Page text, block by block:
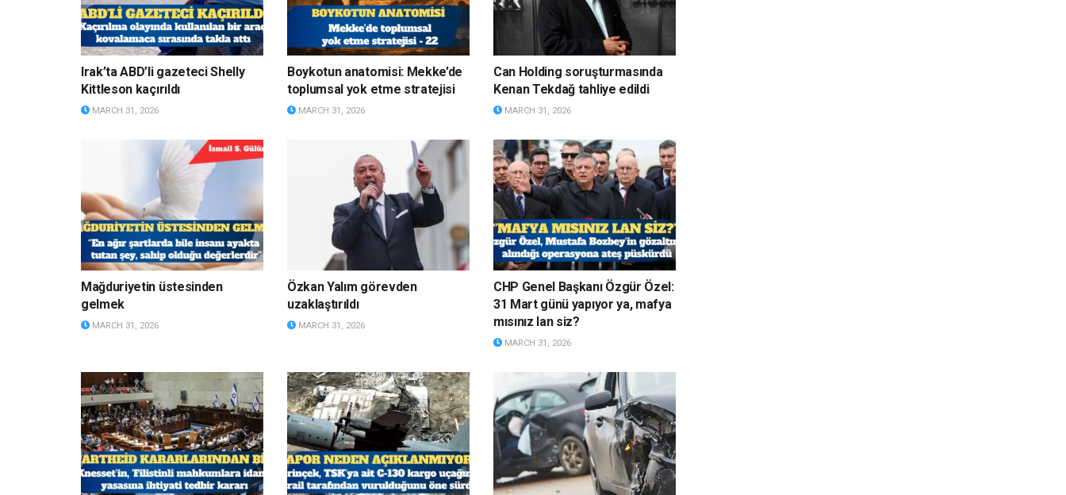
Irak’ta ABD’li gazeteci Shelly
Kittleson kaçırıldı
MARCH 31, 2026
Boykotun anatomisi: Mekke’de
toplumsal yok etme stratejisi
MARCH 31, 2026
Can Holding soruşturmasında
Kenan Tekdağ tahliye edildi
MARCH 31, 2026
Mağduriyetin üstesinden
gelmek
MARCH 31, 2026
Özkan Yalım görevden
uzaklaştırıldı
MARCH 31, 2026
CHP Genel Başkanı Özgür Özel:
31 Mart günü yapıyor ya, mafya
mısınız lan siz?
MARCH 31, 2026